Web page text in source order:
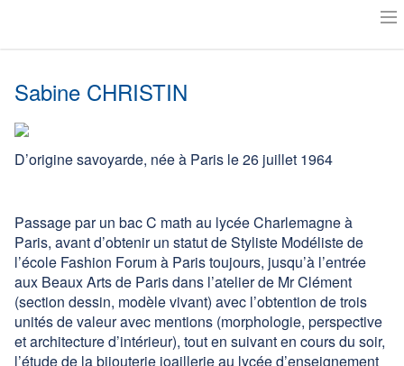
Accueil
Actualités
Notre histoire
L’Art au Musée
Exposer aux Granges ?
Suivre les artistes
Amis des Granges
Sabine CHRISTIN
D’origine savoyarde, née à Paris le 26 juillet 1964
Passage par un bac C math au lycée Charlemagne à
Paris, avant d’obtenir un statut de Styliste Modéliste de
l’école Fashion Forum à Paris toujours, jusqu’à l’entrée
aux Beaux Arts de Paris dans l’atelier de Mr Clément
(section dessin, modèle vivant) avec l’obtention de trois
unités de valeur avec mentions (morphologie, perspective
et architecture d’intérieur), tout en suivant en cours du soir,
l’étude de la bijouterie joaillerie au lycée d’enseignement